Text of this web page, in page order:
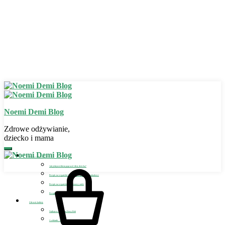
Noemi Demi Blog
Zdrowe odżywianie,
dziecko i mama
Zdrowe odżywianie
Jak jednym trikiem poprawić dietę dziecka?
Przepis na wegańskie bezglutenowe placuszki szpinakowe
Przepis na wegański bezglutenowy omlet
Przepis na wegańskie lody dla dziecka
Zdrowie kobiety
Najlepszy detoks na Nowy Rok
2 szklanki – sposób na detoks i odchudzanie